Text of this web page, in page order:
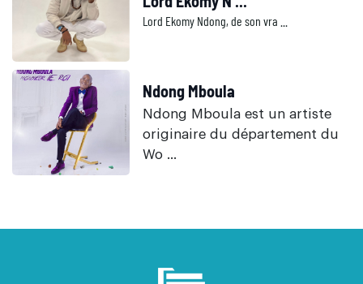
Lord Ekomy Ndong, de son vra ...
Ndong Mboula
Ndong Mboula est un artiste
originaire du département du
Wo ...